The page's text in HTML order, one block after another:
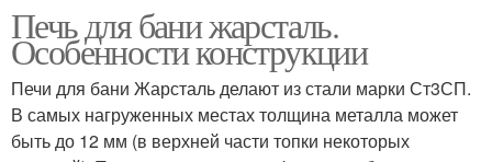
Печь для бани жарсталь.
Особенности конструкции
Печи для бани Жарсталь делают из стали марки Ст3СП.
В самых нагруженных местах толщина металла может
быть до 12 мм (в верхней части топки некоторых